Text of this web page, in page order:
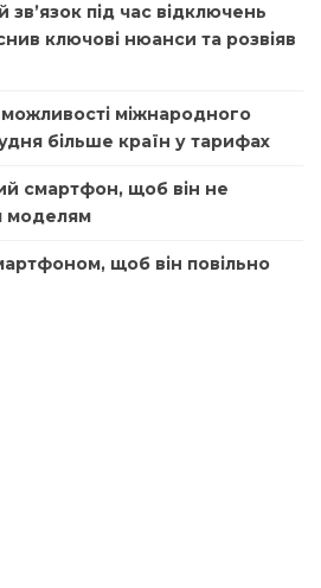
під час відключень
ключові нюанси та розвіяв
міжнародного
більше країн у тарифах
смартфон, щоб він не
моделям
щоб він повільно